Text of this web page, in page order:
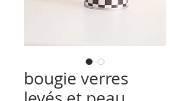
bougie verres